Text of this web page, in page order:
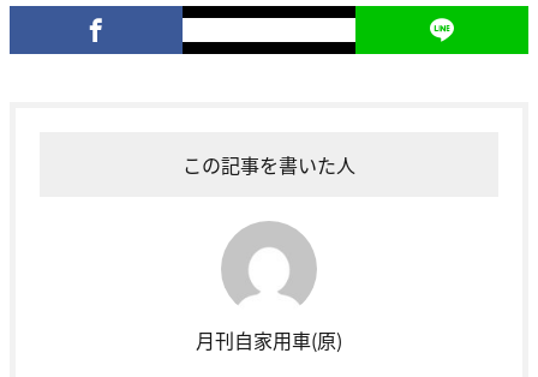
この記事を書いた人
月刊自家用車(原)